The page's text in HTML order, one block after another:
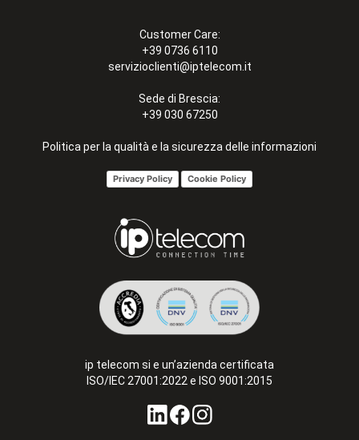
Customer Care:
+39 0736 6110
servizioclienti@iptelecom.it
Sede di Brescia:
+39 030 67250
Politica per la qualità e la sicurezza delle informazioni
Privacy Policy Cookie Policy
ip telecom si e un’azienda certificata
ISO/IEC 27001:2022 e ISO 9001:2015